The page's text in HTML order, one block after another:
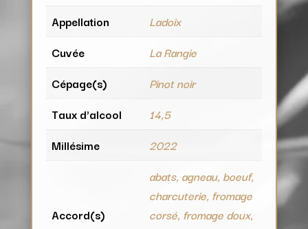
Appellation
Ladoix
Cuvée
La Rangie
Cépage(s)
Pinot noir
Taux d'alcool
14,5
Millésime
2022
Accord(s)
abats, agneau, boeuf,
charcuterie, fromage
corsé, fromage doux,